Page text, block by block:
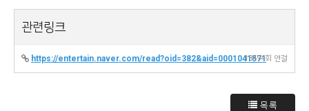
관련링크
https://entertain.naver.com/read?oid=382&aid=000104157113494회 연결
목록